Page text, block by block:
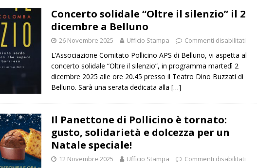
Concerto solidale “Oltre il silenzio” il 2
dicembre a Belluno
26 Novembre 2025 Ufficio Stampa Commenti disabilitati
L’Associazione Comitato Pollicino APS di Belluno, vi aspetta al
concerto solidale “Oltre il silenzio”, in programma martedì 2
dicembre 2025 alle ore 20.45 presso il Teatro Dino Buzzati di
Belluno. Sarà una serata dedicata alla […]
Il Panettone di Pollicino è tornato:
gusto, solidarietà e dolcezza per un
Natale speciale!
12 Novembre 2025 Ufficio Stampa Commenti disabilitati